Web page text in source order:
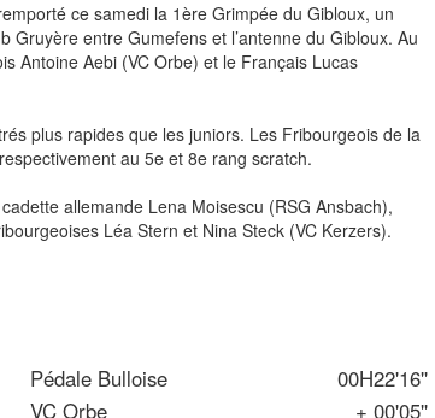
ce samedi la 1ère Grimpée du Gibloux, un
entre Gumefens et l’antenne du Gibloux. Au
Antoine Aebi (VC Orbe) et le Français Lucas
plus rapides que les juniors. Les Fribourgeois de la
au 5e et 8e rang scratch.
allemande Lena Moisescu (RSG Ansbach),
Léa Stern et Nina Steck (VC Kerzers).
Pédale Bulloise
00H22'16''
VC Orbe
+ 00'05''